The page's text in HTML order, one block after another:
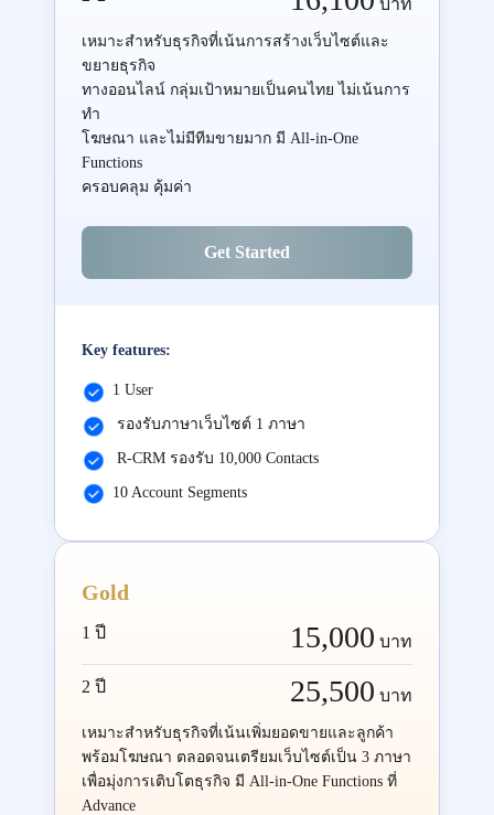
บาท
เหมาะสำหรับธุรกิจที่เน้นการสร้างเว็บไซต์และ
ขยายธุรกิจ
ทางออนไลน์ กลุ่มเป้าหมายเป็นคนไทย ไม่เน้นการ
ทำ
โฆษณา และไม่มีทีมขายมาก มี All-in-One
Functions
ครอบคลุม คุ้มค่า
Get Started
Key features:
1 User
รองรับภาษาเว็บไซต์ 1 ภาษา
R-CRM รองรับ 10,000 Contacts
10 Account Segments
Gold
1 ปี 15,000 บาท
2 ปี 25,500 บาท
เหมาะสำหรับธุรกิจที่เน้นเพิ่มยอดขายและลูกค้า
พร้อมโฆษณา ตลอดจนเตรียมเว็บไซต์เป็น 3 ภาษา
เพื่อมุ่งการเติบโตธุรกิจ มี All-in-One Functions ที่
Advance